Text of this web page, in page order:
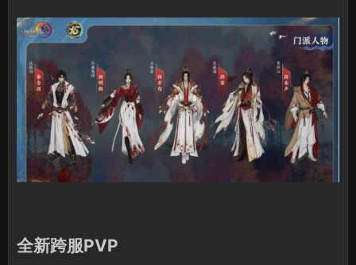
全新跨服PVP